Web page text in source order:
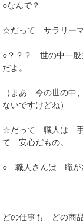
○なんで？
☆だって サラリーマ
○？？？ 世の中一
だよ。
（まあ 今の世の中
ないですけどね）
☆だって 職人は 手
て 安心だもの。
○ 職人さんは 職が
どの仕事も どの商